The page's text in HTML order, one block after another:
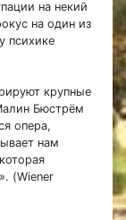
на некий
на один из
психике
крупные
Бюстрём
опера,
нам
(Wiener